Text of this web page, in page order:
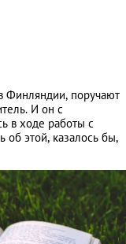
Финляндии, поручают
И он с
в ходе работы с
об этой, казалось бы,